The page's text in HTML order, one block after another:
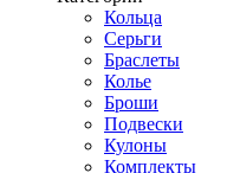
Кольца
Серьги
Браслеты
Колье
Броши
Подвески
Кулоны
Комплекты